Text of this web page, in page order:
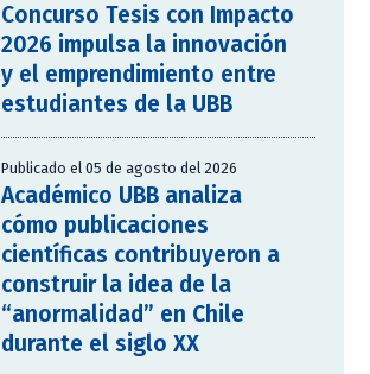
Concurso Tesis con Impacto
2026 impulsa la innovación
y el emprendimiento entre
estudiantes de la UBB
Publicado el 05 de agosto del 2026
Académico UBB analiza
cómo publicaciones
científicas contribuyeron a
construir la idea de la
“anormalidad” en Chile
durante el siglo XX